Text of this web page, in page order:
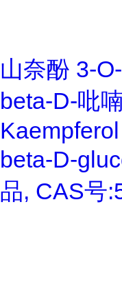
山奈酚 3-
beta-D-吡
beta-D-
品, CAS号